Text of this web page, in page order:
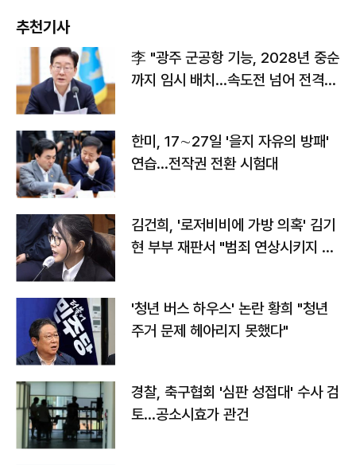
추천기사
李 "광주 군공항 기능, 2028년 중순
까지 임시 배치…속도전 넘어 전격
한미, 17∼27일 '을지 자유의 방패'
연습…전작권 전환 시험대
김건희, '로저비비에 가방 의혹' 김기
현 부부 재판서 "범죄 연상시키지 말
'청년 버스 하우스' 논란 황희 "청년
주거 문제 헤아리지 못했다"
경찰, 축구협회 '심판 성접대' 수사 검
토…공소시효가 관건